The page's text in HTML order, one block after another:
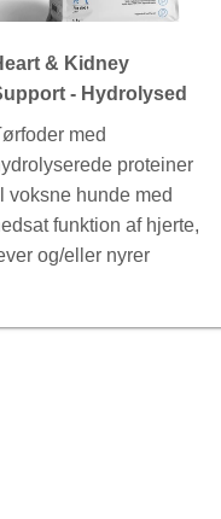
& Kidney
- Hydrolysed
med
proteiner
voksne hunde med
funktion af hjerte,
og/eller nyrer